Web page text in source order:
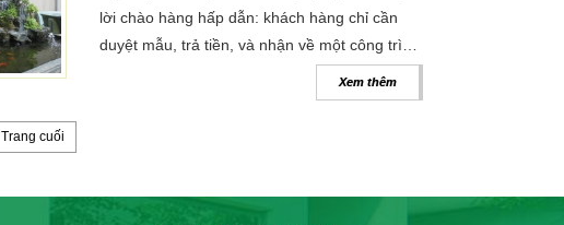
lời chào hàng hấp dẫn: khách hàng chỉ cần
duyệt mẫu, trả tiền, và nhận về một công trình
Xem thêm
Trang cuối